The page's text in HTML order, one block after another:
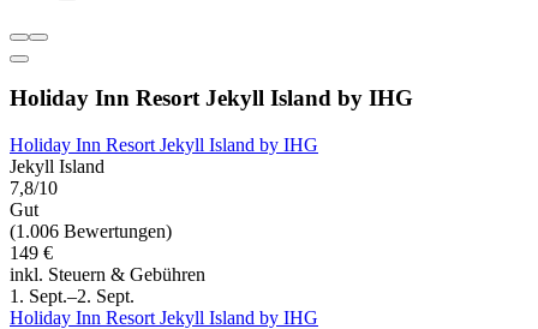
Holiday Inn Resort Jekyll Island by IHG
Holiday Inn Resort Jekyll Island by IHG
Jekyll Island
7,8/10
Gut
(1.006 Bewertungen)
149 €
inkl. Steuern & Gebühren
1. Sept.–2. Sept.
Holiday Inn Resort Jekyll Island by IHG